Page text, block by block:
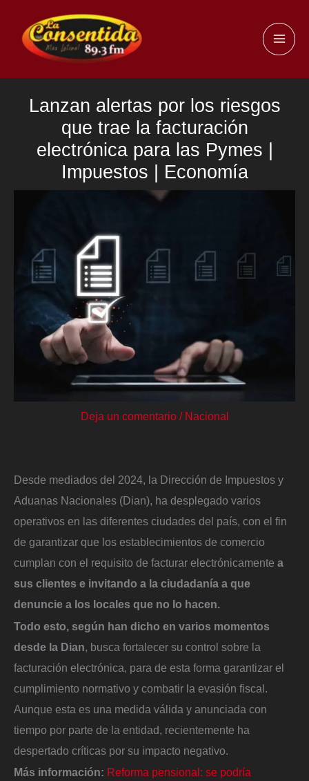
contenido
Lanzan alertas por los riesgos
que trae la facturación
electrónica para las Pymes |
Impuestos | Economía
Deja un comentario / Nacional
Desde mediados del 2024, la Dirección de Impuestos y
Aduanas Nacionales (Dian), ha desplegado varios
operativos en las diferentes ciudades del país, con el fin
de garantizar que los establecimientos de comercio
cumplan con el requisito de facturar electrónicamente a
sus clientes e invitando a la ciudadanía a que
denuncie a los locales que no lo hacen.
Todo esto, según han dicho en varios momentos
desde la Dian , busca fortalecer su control sobre la
facturación electrónica, para de esta forma garantizar el
cumplimiento normativo y combatir la evasión fiscal.
Aunque esta es una medida válida y anunciada con
tiempo por parte de la entidad, recientemente ha
despertado críticas por su impacto negativo.
Más información: Reforma pensional: se podría